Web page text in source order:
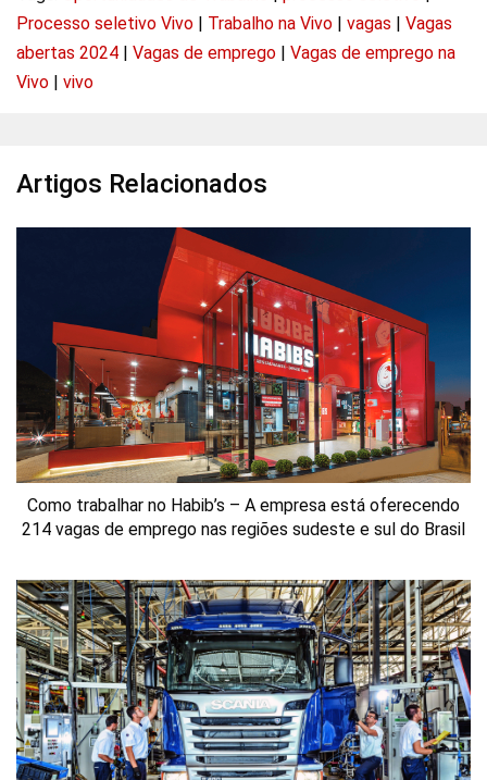
Processo seletivo Vivo
Trabalho na Vivo vagas
Vagas
abertas 2024
Vagas de emprego
Vagas de emprego na
Vivo
vivo
Artigos Relacionados
Como trabalhar no Habib’s – A empresa está oferecendo
214 vagas de emprego nas regiões sudeste e sul do Brasil